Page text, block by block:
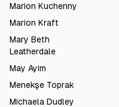
Marion Kuchenny
Marion Kraft
Mary Beth
Leatherdale
May Ayim
Menekşe Toprak
Michaela Dudley